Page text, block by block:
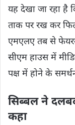
यह देखा जा रहा है
ताक पर रख कर
एमएलए तब से
सीएम हाउस में
पक्ष में होने के
सिब्बल ने
कहा